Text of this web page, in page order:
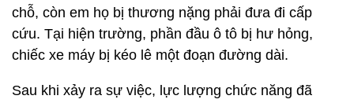
chỗ, còn em họ bị thương nặng phải đưa đi cấp
cứu. Tại hiện trường, phần đầu ô tô bị hư hỏng,
chiếc xe máy bị kéo lê một đoạn đường dài.
Sau khi xảy ra sự việc, lực lượng chức năng đã